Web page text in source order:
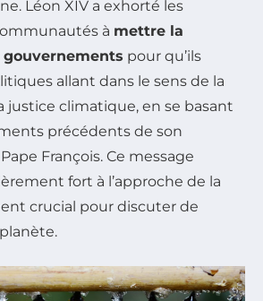
Léon XIV a exhorté les
à mettre la
pour qu’ils
allant dans le sens de la
justice climatique, en se basant
précédents de son
François. Ce message
fort à l’approche de la
crucial pour discuter de